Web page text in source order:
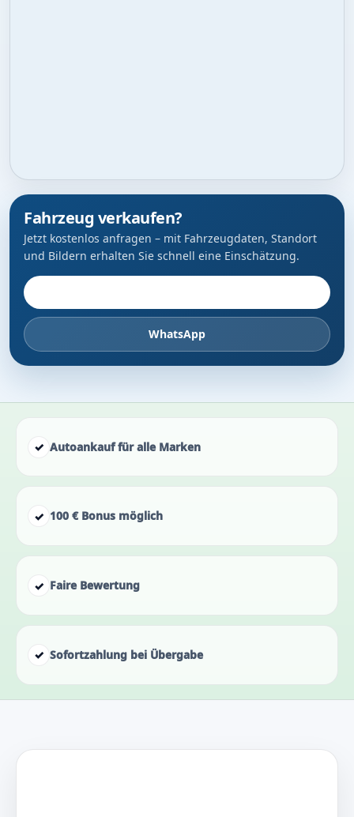
Fahrzeug verkaufen?
Jetzt kostenlos anfragen – mit Fahrzeugdaten, Standort
und Bildern erhalten Sie schnell eine Einschätzung.
WhatsApp
✓ Autoankauf für alle Marken
✓ 100 € Bonus möglich
✓ Faire Bewertung
✓ Sofortzahlung bei Übergabe